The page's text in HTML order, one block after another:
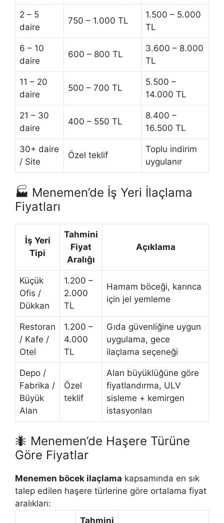
2 – 5
daire
750 – 1.000 TL
1.500 – 5.000
TL
6 – 10
daire
600 – 800 TL
3.600 – 8.000
TL
11 – 20
daire
500 – 700 TL
5.500 –
14.000 TL
21 – 30
daire
400 – 550 TL
8.400 –
16.500 TL
30+ daire
/ Site
Özel teklif
Toplu indirim
uygulanır
🏭 Menemen’de İş Yeri İlaçlama
Fiyatları
İş Yeri
Tipi
Tahmini
Fiyat
Aralığı
Açıklama
Küçük
Ofis /
Dükkan
1.200 –
2.000
TL
Hamam böceği, karınca
için jel yemleme
Restoran
/ Kafe /
Otel
1.200 –
4.000
TL
Gıda güvenliğine uygun
uygulama, gece
ilaçlama seçeneği
Depo /
Fabrika /
Büyük
Alan
Özel
teklif
Alan büyüklüğüne göre
fiyatlandırma, ULV
sisleme + kemirgen
istasyonları
🐜 Menemen’de Haşere Türüne
Göre Fiyatlar
Menemen böcek ilaçlama kapsamında en sık
talep edilen haşere türlerine göre ortalama fiyat
aralıkları:
Tahmini